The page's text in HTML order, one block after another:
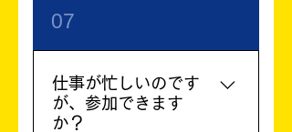
活動への参加は、ご自身の
都合に合わせていただくこ
とができます。例会は通常
月2回開催されますが、そ
の他の活動は任意参加で
す。
07
仕事が忙しいのです
が、参加できます
か？